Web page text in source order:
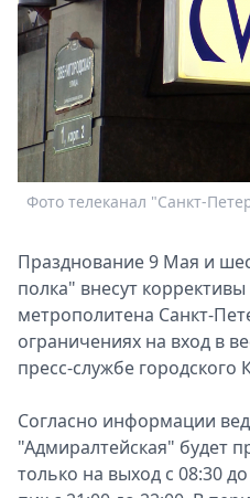
релизы
2026
Metro
Фото телеканал "Санкт-
Празднование 9 Мая и
полка" внесут
метрополитена Санкт-
ограничениях на вход в
пресс-службе городского
Согласно информации
"Адмиралтейская" будет
только на выход с 08:30